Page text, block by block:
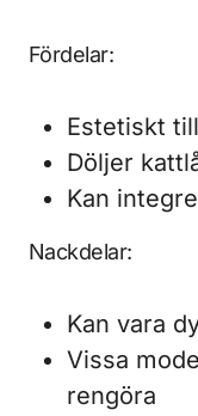
Fördelar:
Estetiskt
Döljer
Kan
Nackdelar:
Kan vara
Vissa
rengöra